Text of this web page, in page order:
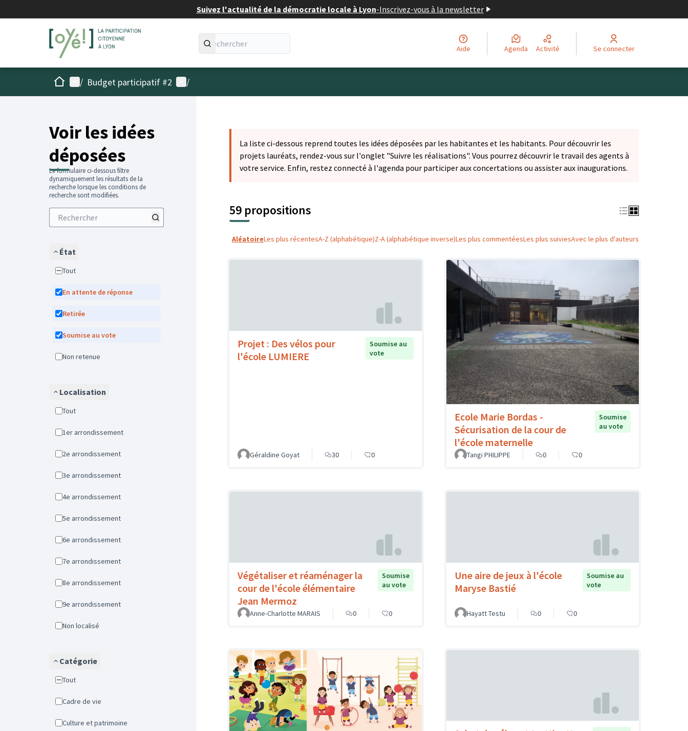
Suivez l'actualité de la démocratie locale à Lyon-Inscrivez-vous à la newsletter
Aide Agenda Activité Se connecter
AccueilMenu principal
/ Budget participatif #2 Menu utilisateur
/
Voir les idées
déposées
Le formulaire ci-dessous filtre
dynamiquement les résultats de la
recherche lorsque les conditions de
recherche sont modifiées.
État
Tout
En attente de réponse
Retirée
Soumise au vote
Non retenue
Localisation
Tout
1er arrondissement
2e arrondissement
3e arrondissement
4e arrondissement
5e arrondissement
6e arrondissement
7e arrondissement
8e arrondissement
9e arrondissement
Non localisé
Catégorie
Tout
Cadre de vie
Culture et patrimoine
La liste ci-dessous reprend toutes les idées déposées par les habitantes et les habitants. Pour découvrir les
projets lauréats, rendez-vous sur l'onglet "Suivre les réalisations". Vous pourrez découvrir le travail des agents à
votre service. Enfin, restez connecté à l'agenda pour participer aux concertations ou assister aux inaugurations.
59 propositions
AléatoireLes plus récentesA-Z (alphabétique)Z-A (alphabétique inverse)Les plus commentéesLes plus suiviesAvec le plus d'auteurs
Projet : Des vélos pour
l'école LUMIERE
Soumise au
vote
Géraldine Goyat 30 0
Ecole Marie Bordas -
Sécurisation de la cour de
l'école maternelle
Soumise
au vote
Tangi PHILIPPE 0 0
Végétaliser et réaménager la
cour de l'école élémentaire
Jean Mermoz
Soumise
au vote
Anne-Charlotte MARAIS 0 0
Une aire de jeux à l'école
Maryse Bastié
Soumise au
vote
Hayatt Testu 0 0